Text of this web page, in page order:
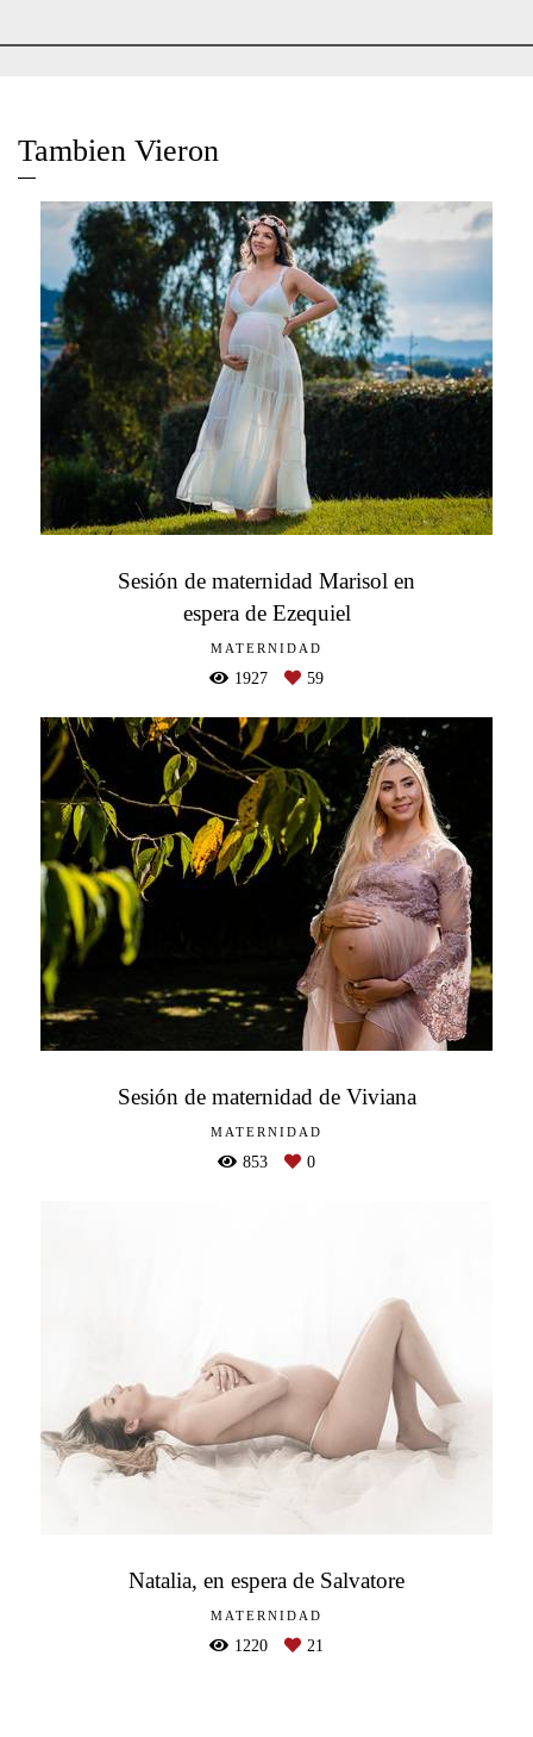
Tambien Vieron
Sesión de maternidad Marisol en
espera de Ezequiel
MATERNIDAD
1927 59
Sesión de maternidad de Viviana
MATERNIDAD
853 0
Natalia, en espera de Salvatore
MATERNIDAD
1220 21